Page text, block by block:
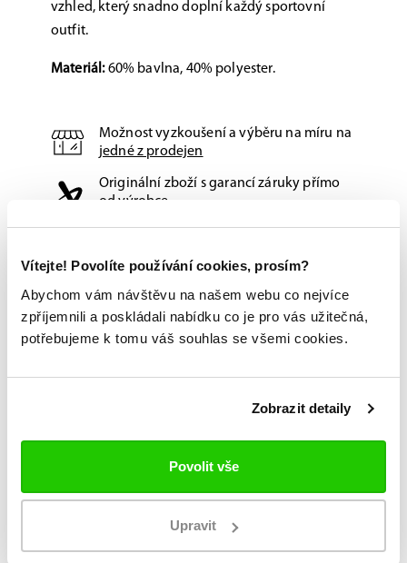
Vítejte! Povolíte používání cookies, prosím?
Abychom vám návštěvu na našem webu co nejvíce
zpříjemnili a poskládali nabídku co je pro vás užitečná,
potřebujeme k tomu váš souhlas se všemi cookies.
Zobrazit detaily
Povolit vše
Upravit
vzhled, který snadno doplní každý sportovní
outfit.
Materiál:60% bavlna, 40% polyester.
Možnost vyzkoušení a výběru na míru na
jedné z prodejen
Originální zboží s garancí záruky přímo
od výrobce